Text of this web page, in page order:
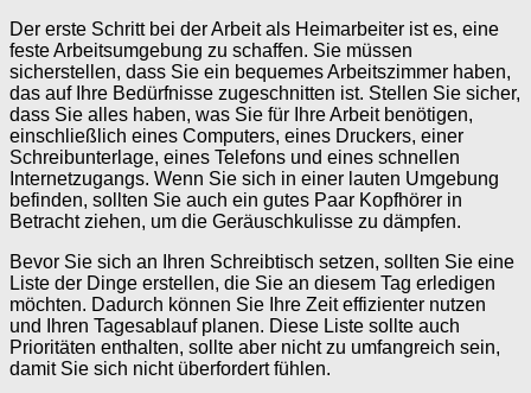
Der erste Schritt bei der Arbeit als Heimarbeiter ist es, eine
feste Arbeitsumgebung zu schaffen. Sie müssen
sicherstellen, dass Sie ein bequemes Arbeitszimmer haben,
das auf Ihre Bedürfnisse zugeschnitten ist. Stellen Sie sicher,
dass Sie alles haben, was Sie für Ihre Arbeit benötigen,
einschließlich eines Computers, eines Druckers, einer
Schreibunterlage, eines Telefons und eines schnellen
Internetzugangs. Wenn Sie sich in einer lauten Umgebung
befinden, sollten Sie auch ein gutes Paar Kopfhörer in
Betracht ziehen, um die Geräuschkulisse zu dämpfen.
Bevor Sie sich an Ihren Schreibtisch setzen, sollten Sie eine
Liste der Dinge erstellen, die Sie an diesem Tag erledigen
möchten. Dadurch können Sie Ihre Zeit effizienter nutzen
und Ihren Tagesablauf planen. Diese Liste sollte auch
Prioritäten enthalten, sollte aber nicht zu umfangreich sein,
damit Sie sich nicht überfordert fühlen.